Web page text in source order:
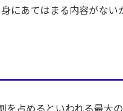
にあてはまる内容がない
占めるといわれる最大の